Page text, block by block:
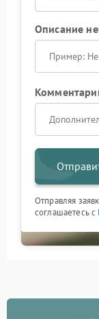
Описание
Отправляя
соглашаетесь с